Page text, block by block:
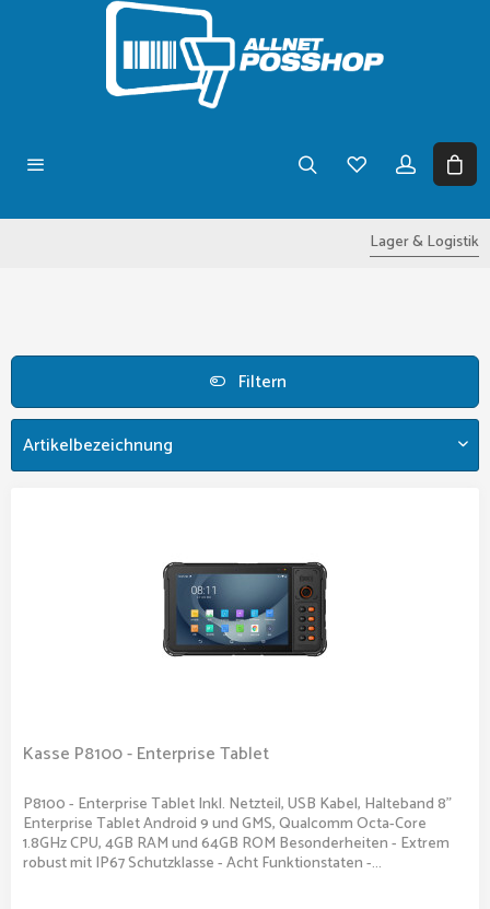
Lager & Logistik
Filtern
Kasse P8100 - Enterprise Tablet
P8100 - Enterprise Tablet Inkl. Netzteil, USB Kabel, Halteband 8"
Enterprise Tablet Android 9 und GMS, Qualcomm Octa-Core
1.8GHz CPU, 4GB RAM und 64GB ROM Besonderheiten - Extrem
robust mit IP67 Schutzklasse - Acht Funktionstaten -...